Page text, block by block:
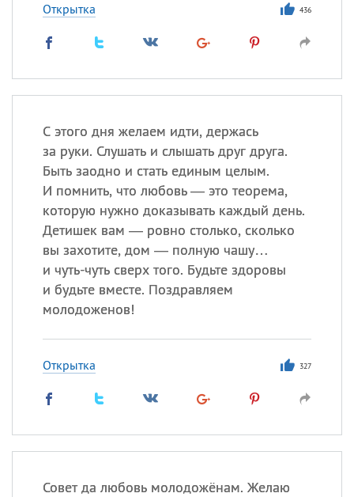
Открытка 436
С этого дня желаем идти, держась
за руки. Слушать и слышать друг друга.
Быть заодно и стать единым целым.
И помнить, что любовь — это теорема,
которую нужно доказывать каждый день.
Детишек вам — ровно столько, сколько
вы захотите, дом — полную чашу…
и чуть-чуть сверх того. Будьте здоровы
и будьте вместе. Поздравляем
молодоженов!
Открытка 327
Совет да любовь молодожёнам. Желаю